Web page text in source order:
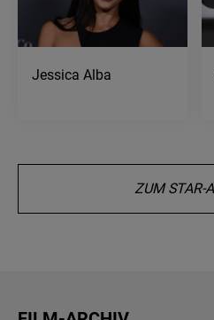
Jessica Alba
ZUM STAR-